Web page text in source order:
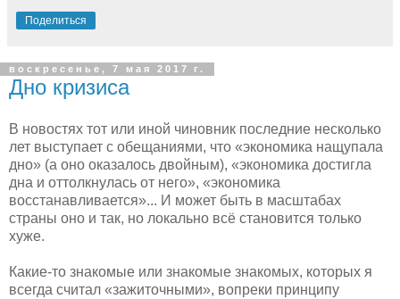
Поделиться
воскресенье, 7 мая 2017 г.
Дно кризиса
В новостях тот или иной чиновник последние несколько
лет выступает с обещаниями, что «экономика нащупала
дно» (а оно оказалось двойным), «экономика достигла
дна и оттолкнулась от него», «экономика
восстанавливается»... И может быть в масштабах
страны оно и так, но локально всё становится только
хуже.
Какие-то знакомые или знакомые знакомых, которых я
всегда считал «зажиточными», вопреки принципу